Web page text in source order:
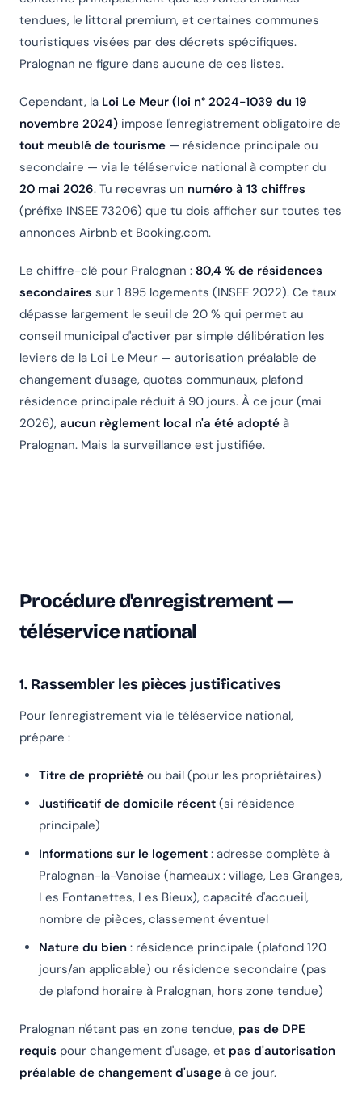
tendues, le littoral premium, et certaines communes
touristiques visées par des décrets spécifiques.
Pralognan ne figure dans aucune de ces listes.
Cependant, la Loi Le Meur (loi n° 2024-1039 du 19
novembre 2024) impose l'enregistrement obligatoire de
tout meublé de tourisme — résidence principale ou
secondaire — via le téléservice national à compter du
20 mai 2026. Tu recevras un numéro à 13 chiffres
(préfixe INSEE 73206) que tu dois afficher sur toutes tes
annonces Airbnb et Booking.com.
Le chiffre-clé pour Pralognan : 80,4 % de résidences
secondaires sur 1 895 logements (INSEE 2022). Ce taux
dépasse largement le seuil de 20 % qui permet au
conseil municipal d'activer par simple délibération les
leviers de la Loi Le Meur — autorisation préalable de
changement d'usage, quotas communaux, plafond
résidence principale réduit à 90 jours. À ce jour (mai
2026), aucun règlement local n'a été adopté à
Pralognan. Mais la surveillance est justifiée.
Procédure d'enregistrement —
téléservice national
1. Rassembler les pièces justificatives
Pour l'enregistrement via le téléservice national,
prépare :
Titre de propriété ou bail (pour les propriétaires)
Justificatif de domicile récent (si résidence
principale)
Informations sur le logement : adresse complète à
Pralognan-la-Vanoise (hameaux : village, Les Granges,
Les Fontanettes, Les Bieux), capacité d'accueil,
nombre de pièces, classement éventuel
Nature du bien : résidence principale (plafond 120
jours/an applicable) ou résidence secondaire (pas
de plafond horaire à Pralognan, hors zone tendue)
Pralognan n'étant pas en zone tendue, pas de DPE
requis pour changement d'usage, et pas d'autorisation
préalable de changement d'usage à ce jour.